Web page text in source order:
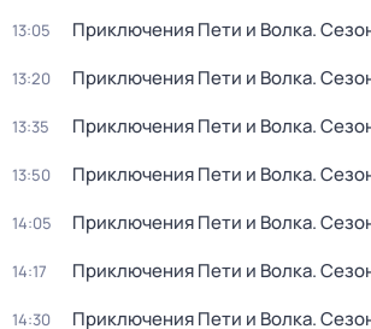
13:05 Приключения Пети и Волка.
13:20 Приключения Пети и Волка.
13:35 Приключения Пети и Волка.
13:50 Приключения Пети и Волка.
14:05 Приключения Пети и Волка.
14:17 Приключения Пети и Волка.
14:30 Приключения Пети и Волка.